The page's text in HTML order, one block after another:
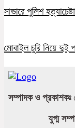
সাভারে পুলিশ
মোবাইল চুরি নিয়ে দুই
সম্পাদক ও প্রকাশকঃ
যুগ্ম